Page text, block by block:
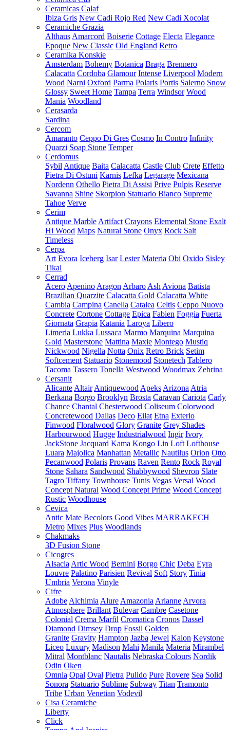
Ceramicas Calaf
Ibiza Gris New Cadi Rojo Red New Cadi Xocolat
Ceramiche Grazia
Althaus Amarcord Boiserie Cottage Electa Elegance
Epoque New Classic Old England Retro
Ceramika Konskie
Amsterdam Bohemy Botanica Braga Brennero
Calacatta Cordoba Glamour Intense Liverpool Modern
Wood Narni Oxford Parma Polaris Portis Salerno Snow
Glossy Sweet Home Tampa Terra Windsor Wood
Mania Woodland
Cerasarda
Sardina
Cercom
Amaranto Ceppo Di Gres Cosmo In Contro Infinity
Quarzi Soap Stone Temper
Cerdomus
Sybil Antique Baita Calacatta Castle Club Crete Effetto
Pietra Di Ostuni Karnis Lefka Legarage Mexicana
Nordenn Othello Pietra Di Assisi Prive Pulpis Reserve
Savanna Shine Skorpion Statuario Bianco Supreme
Tahoe Verve
Cerim
Antique Marble Artifact Crayons Elemental Stone Exalt
Hi Wood Maps Natural Stone Onyx Rock Salt
Timeless
Cerpa
Art Evora Iceberg Isar Lester Materia Obi Oxido Sisley
Tikal
Cerrad
Acero Apenino Aragon Arbaro Ash Aviona Batista
Brazilian Quarzite Calacatta Gold Calacatta White
Cambia Campina Canella Catalea Celtis Ceppo Nuovo
Concrete Cortone Cottage Epica Fabien Foggia Fuerta
Giornata Grapia Katania Laroya Libero
Limeria Lukka Lussaca Marmo Marquina Marquina
Gold Masterstone Mattina Maxie Montego Mustiq
Nickwood Nigella Notta Onix Retro Brick Setim
Softcement Statuario Stonemood Stonetech Tablero
Tacoma Tassero Tonella Westwood Woodmax Zebrina
Cersanit
Alicante Altair Antiquewood Apeks Arizona Atria
Berkana Borgo Brooklyn Brosta Caravan Cariota Carly
Chance Chantal Chesterwood Coliseum Colorwood
Concretewood Dallas Deco Eilat Etna Exterio
Finwood Floralwood Glory Granite Grey Shades
Harbourwood Hugge Industrialwood Ingir Ivory
JackStone Jacquard Kama Kongo Lin Loft Lofthouse
Luara Majolica Manhattan Metallic Nautilus Orion Otto
Pecanwood Polaris Provans Raven Rento Rock Royal
Stone Sahara Sandwood Shabbywood Shevron Slate
Tagro Tiffany Townhouse Tunis Vegas Versal Wood
Concept Natural Wood Concept Prime Wood Concept
Rustic Woodhouse
Cevica
Antic Mate Becolors Good Vibes MARRAKECH
Metro Mixes Plus Woodlands
Chakmaks
3D Fusion Stone
Cicogres
Alsacia Artic Wood Bernini Borgo Chic Deba Eyra
Louvre Palatino Parisien Revival Soft Story Tinia
Umbria Verona Vinyle
Cifre
Adobe Alchimia Alure Amazonia Arianne Arvora
Atmosphere Brillant Bulevar Cambre Casetone
Colonial Crema Marfil Cromatica Cronos Dassel
Diamond Dimsey Drop Fossil Golden
Granite Gravity Hampton Jazba Jewel Kalon Keystone
Liceo Luxury Madison Mahi Manila Materia Mirambel
Mitral Montblanc Nautalis Nebraska Colours Nordik
Odin Oken
Omnia Opal Oval Pietra Pulido Pure Rovere Sea Solid
Sonora Statuario Sublime Subway Titan Tramonto
Tribe Urban Venetian Vodevil
Cisa Ceramiche
Liberty
Click